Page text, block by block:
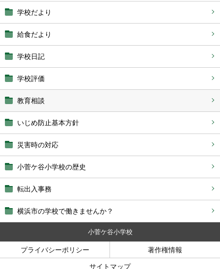
学校だより
給食だより
学校日記
学校評価
教育相談
いじめ防止基本方針
災害時の対応
小菅ケ谷小学校の歴史
転出入事務
横浜市の学校で働きませんか？
小菅ケ谷小学校
プライバシーポリシー 著作権情報
サイトマップ